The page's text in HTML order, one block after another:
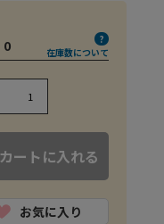
0 在庫数について
カートに入れる
お気に入り